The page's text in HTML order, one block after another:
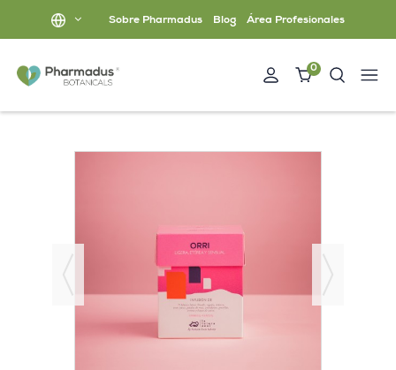
Sobre Pharmadus Blog Área Profesionales
0